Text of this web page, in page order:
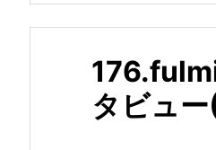
タビュ